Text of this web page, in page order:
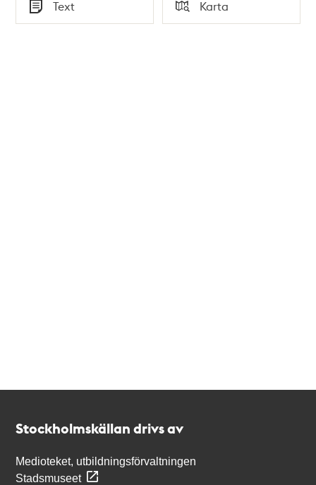
Typ
Text
Typ
Karta
Stockholmskällan drivs av
Medioteket, utbildningsförvaltningen
Stadsmuseet